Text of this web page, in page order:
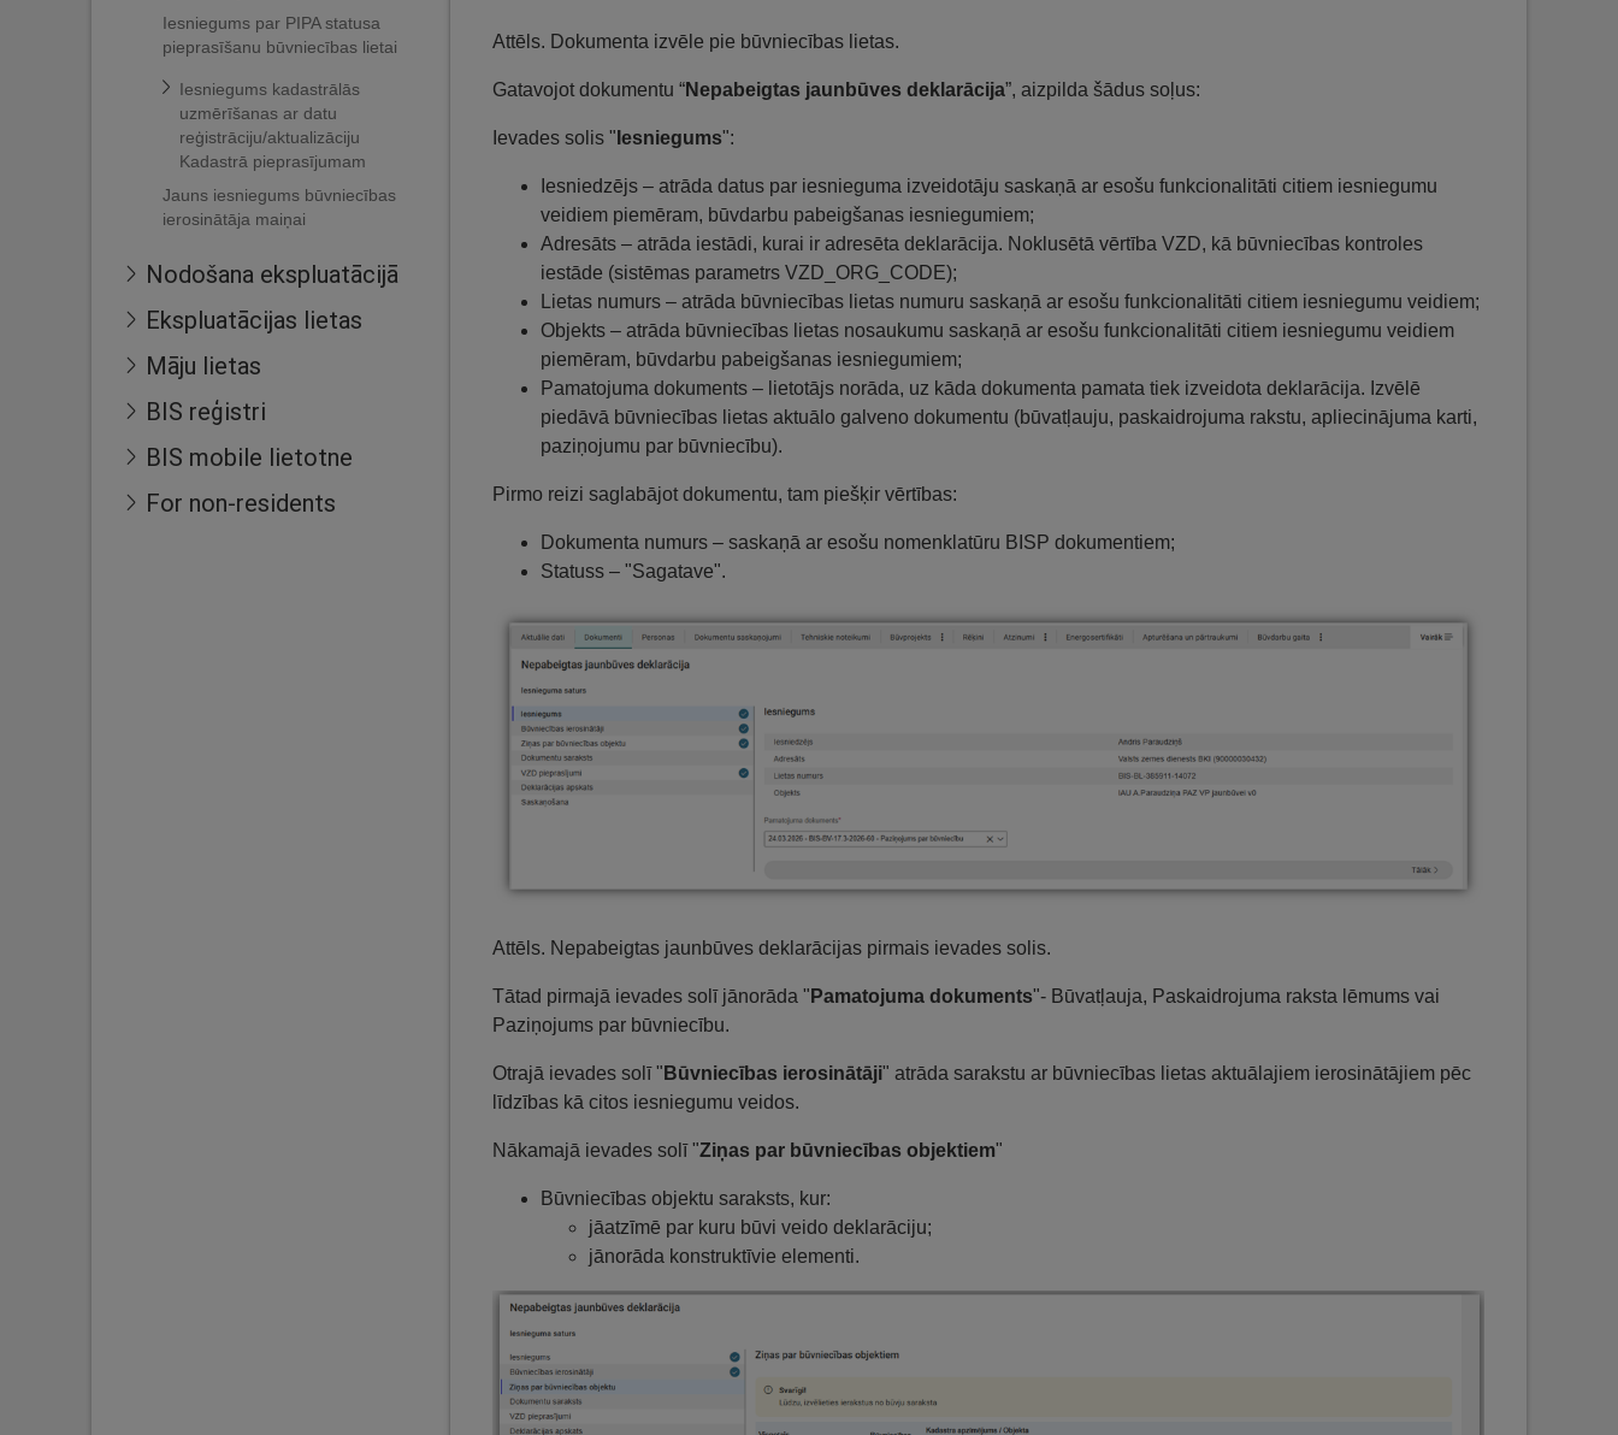
Iesniegums par PIPA statusa
pieprasīšanu būvniecības lietai
Iesniegums kadastrālās
uzmērīšanas ar datu
reģistrāciju/aktualizāciju
Kadastrā pieprasījumam
Jauns iesniegums būvniecības
ierosinātāja maiņai
Nodošana ekspluatācijā
Ekspluatācijas lietas
Māju lietas
BIS reģistri
BIS mobile lietotne
For non-residents
Attēls. Dokumenta izvēle pie būvniecības lietas.
Gatavojot dokumentu “Nepabeigtas jaunbūves deklarācija”, aizpilda šādus soļus:
Ievades solis " Iesniegums":
Iesniedzējs – atrāda datus par iesnieguma izveidotāju saskaņā ar esošu funkcionalitāti citiem iesniegumu
veidiem piemēram, būvdarbu pabeigšanas iesniegumiem;
Adresāts – atrāda iestādi, kurai ir adresēta deklarācija. Noklusētā vērtība VZD, kā būvniecības kontroles
iestāde (sistēmas parametrs VZD_ORG_CODE);
Lietas numurs – atrāda būvniecības lietas numuru saskaņā ar esošu funkcionalitāti citiem iesniegumu veidiem;
Objekts – atrāda būvniecības lietas nosaukumu saskaņā ar esošu funkcionalitāti citiem iesniegumu veidiem
piemēram, būvdarbu pabeigšanas iesniegumiem;
Pamatojuma dokuments – lietotājs norāda, uz kāda dokumenta pamata tiek izveidota deklarācija. Izvēlē
piedāvā būvniecības lietas aktuālo galveno dokumentu (būvatļauju, paskaidrojuma rakstu, apliecinājuma karti,
paziņojumu par būvniecību).
Pirmo reizi saglabājot dokumentu, tam piešķir vērtības:
Dokumenta numurs – saskaņā ar esošu nomenklatūru BISP dokumentiem;
Statuss – "Sagatave".
Attēls. Nepabeigtas jaunbūves deklarācijas pirmais ievades solis.
Tātad pirmajā ievades solī jānorāda " Pamatojuma dokuments"- Būvatļauja, Paskaidrojuma raksta lēmums vai
Paziņojums par būvniecību.
Otrajā ievades solī " Būvniecības ierosinātāji" atrāda sarakstu ar būvniecības lietas aktuālajiem ierosinātājiem pēc
līdzības kā citos iesniegumu veidos.
Nākamajā ievades solī "Ziņas par būvniecības objektiem"
Būvniecības objektu saraksts, kur:
jāatzīmē par kuru būvi veido deklarāciju;
jānorāda konstruktīvie elementi.